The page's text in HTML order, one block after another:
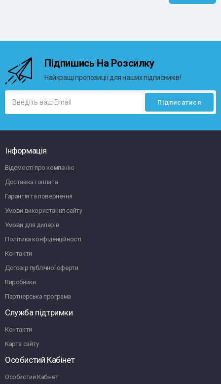
Підпишись На Розсилку
Найкращі пропозиції для наших підписників!
Інформація
Відомості про компанію
Доставка і оплата
Гарантія та повернення
Умови використання сайту
Умови для дилерів
Політика конфіденційності
Контакти
Договір публічної оферти.
Виробники
Партнерська програма
Служба підтримки
Контакти
Карта сайту
Особистий Кабінет
Особистий Кабінет